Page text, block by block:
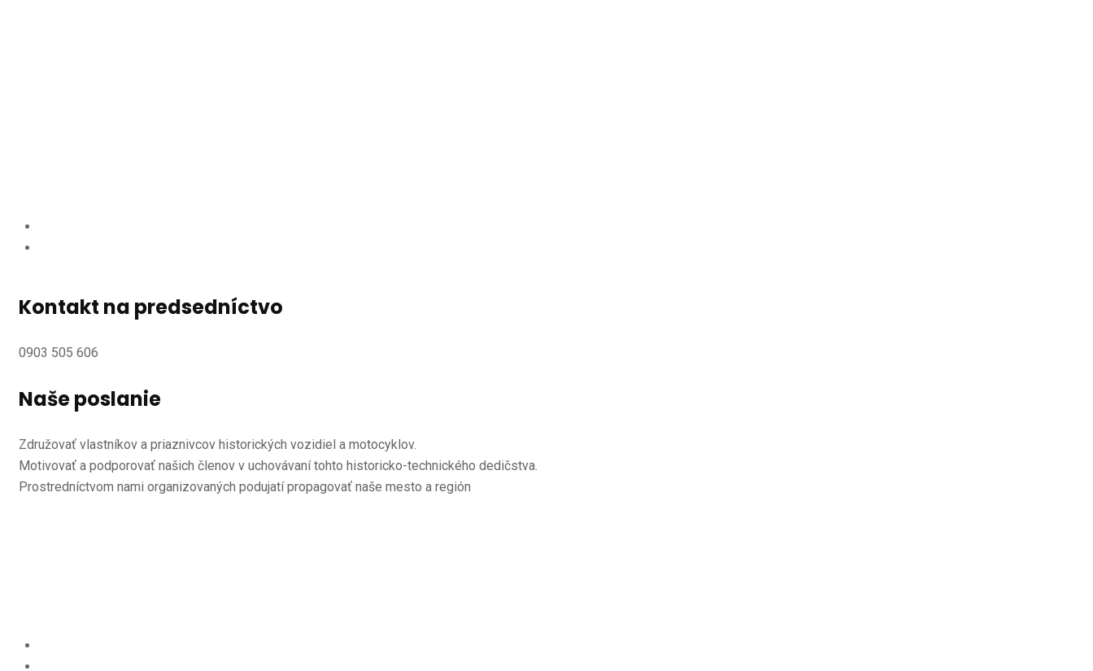
Kontakt na predsedníctvo
0903 505 606
Naše poslanie
Združovať vlastníkov a priaznivcov historických vozidiel a motocyklov.
Motivovať a podporovať našich členov v uchovávaní tohto historicko-technického dedičstva.
Prostredníctvom nami organizovaných podujatí propagovať naše mesto a región